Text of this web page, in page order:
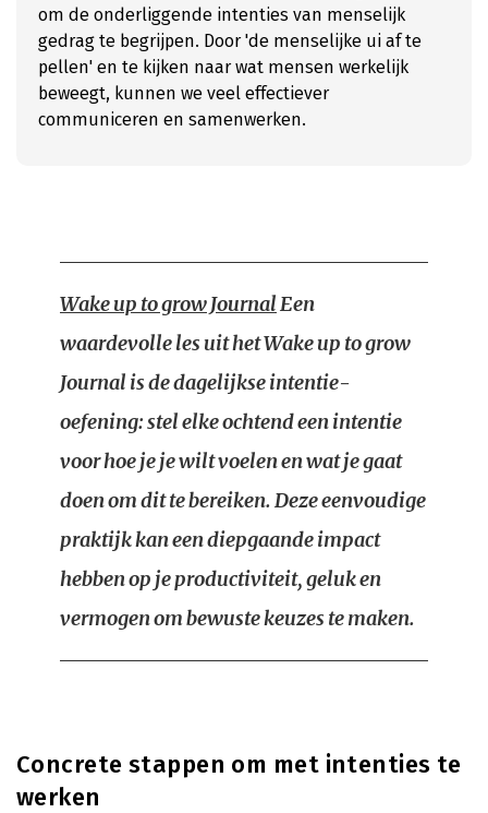
om de onderliggende intenties van menselijk
gedrag te begrijpen. Door 'de menselijke ui af te
pellen' en te kijken naar wat mensen werkelijk
beweegt, kunnen we veel effectiever
communiceren en samenwerken.
Wake up to grow JournalEen
waardevolle les uit het Wake up to grow
Journal is de dagelijkse intentie-
oefening: stel elke ochtend een intentie
voor hoe je je wilt voelen en wat je gaat
doen om dit te bereiken. Deze eenvoudige
praktijk kan een diepgaande impact
hebben op je productiviteit, geluk en
vermogen om bewuste keuzes te maken.
Concrete stappen om met intenties te
werken